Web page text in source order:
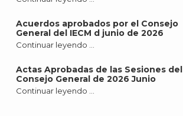
Acuerdos aprobados por el Consejo
General del IECM d junio de 2026
Continuar leyendo …
Actas Aprobadas de las Sesiones del
Consejo General de 2026 Junio
Continuar leyendo …